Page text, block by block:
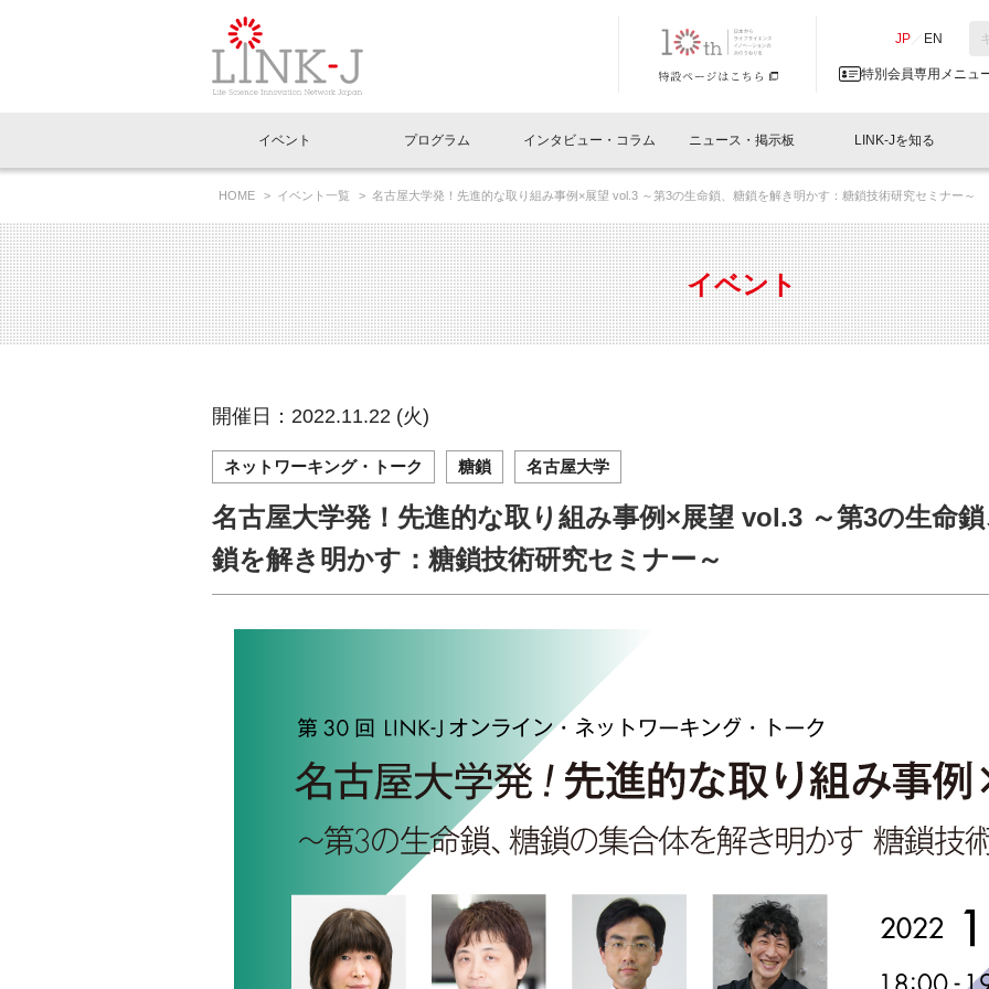
JP EN
特別会員専用メニュ
イベントお知らせメール登録
閉じる
イベント
イベント一覧
LINK-J主催・共催 特別会員開催
LINK-J協賛・協力 出展・参加
イベントレポート一覧
LINK-J主催・共催
LINK-J協賛・協力
プログラム
Out of Box相談室 What's "UNIKORN"？
インタビュー・コラム
インタビュー・コラム一覧
スペシャルインタビュー ベンチャーインタビュー 会報
連載コラム サポーターコラム 日本
ニュース・掲示板
ニュース一覧
トピック プレスリリース
メディア情報 海外関連
協賛・協力
人と情報の交流掲示板一覧
会員プレスリリース
募集
LINK-Jを知る
理事長挨拶 Why in Nihonbashi
国内外連携 サポーター紹介 事業
組織概要 パンフレット GTB
特別会員一覧 特別会員について 入会
専用メニューはこちら
ラウンジ・会議室 オフィス・ラボ 施設
アクセス
HOME イベント一覧 名古屋大学発！先進的な取り組み事例×展望 vol.3 ～第3の生命鎖、糖鎖を解き明かす：糖鎖技術研究セミナー～
イベント
開催日：2022.11.22 (火)
ネットワーキング・トーク 糖鎖 名古屋大学
名古屋大学発！先進的な取り組み事例×展望 vol.3 ～第3の生命
鎖を解き明かす：糖鎖技術研究セミナー～